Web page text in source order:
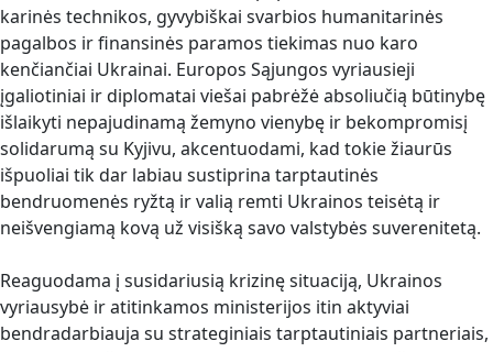
karinės technikos, gyvybiškai svarbios humanitarinės
pagalbos ir finansinės paramos tiekimas nuo karo
kenčiančiai Ukrainai. Europos Sąjungos vyriausieji
įgaliotiniai ir diplomatai viešai pabrėžė absoliučią būtinybę
išlaikyti nepajudinamą žemyno vienybę ir bekompromisį
solidarumą su Kyjivu, akcentuodami, kad tokie žiaurūs
išpuoliai tik dar labiau sustiprina tarptautinės
bendruomenės ryžtą ir valią remti Ukrainos teisėtą ir
neišvengiamą kovą už visišką savo valstybės suverenitetą.
Reaguodama į susidariusią krizinę situaciją, Ukrainos
vyriausybė ir atitinkamos ministerijos itin aktyviai
bendradarbiauja su strateginiais tarptautiniais partneriais,